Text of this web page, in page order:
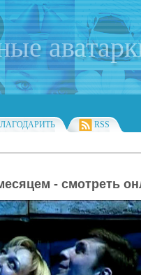
RSS
- смотреть